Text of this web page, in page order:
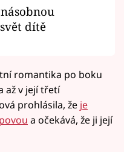
dítě
romantika po boku
až v její třetí
prohlásila, že je
a očekává, že ji její